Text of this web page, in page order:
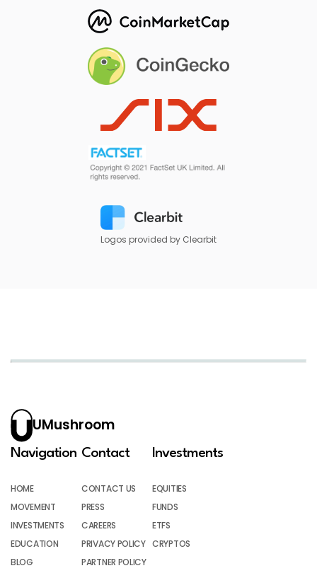
Logos provided by Clearbit
UMushroom
Navigation
HOME
MOVEMENT
INVESTMENTS
EDUCATION
BLOG
Contact
CONTACT US
PRESS
CAREERS
PRIVACY POLICY
PARTNER POLICY
Investments
EQUITIES
FUNDS
ETFS
CRYPTOS